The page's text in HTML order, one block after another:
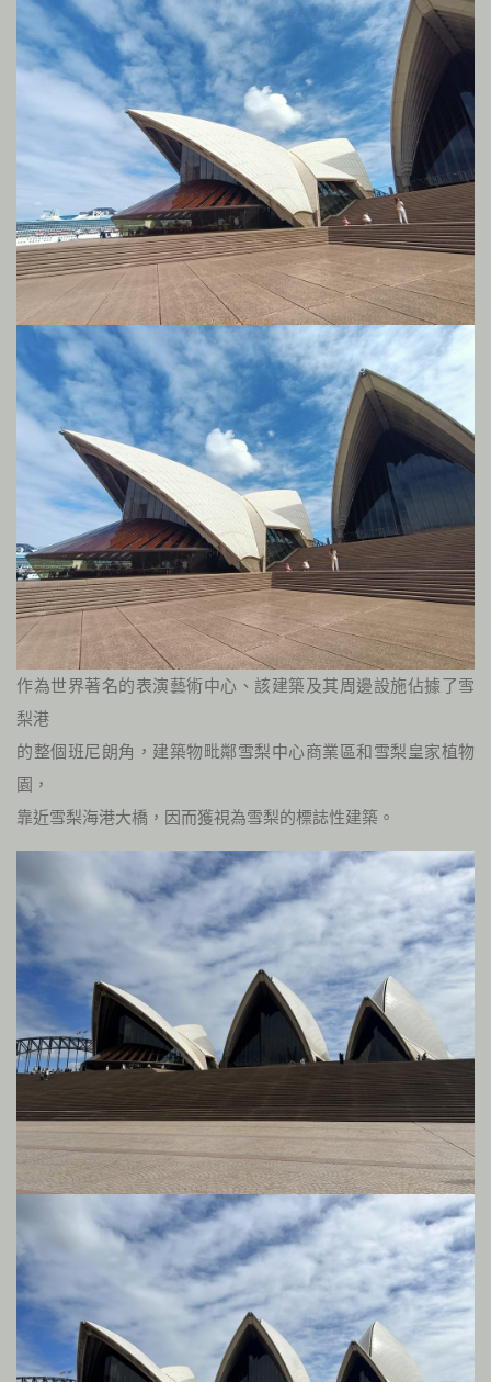
作為世界著名的表演藝術中心、該建築及其周邊設施佔據了雪
梨港
的整個班尼朗角，建築物毗鄰雪梨中心商業區和雪梨皇家植物
園，
靠近雪梨海港大橋，因而獲視為雪梨的標誌性建築。